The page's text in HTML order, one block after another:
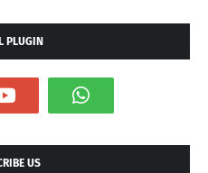
PLUGIN
US